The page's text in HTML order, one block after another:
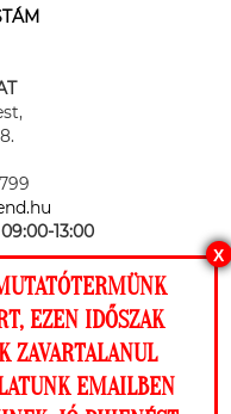
hogy a
09:00-13:00
biztosítja, MNB engedély
2013
X
EZEN IDŐSZAK
ZAVARTALANUL
EMAILBEN